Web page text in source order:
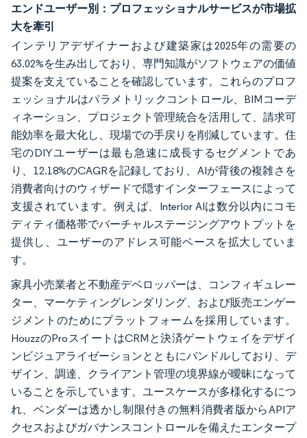
エンドユーザー別：プロフェッショナルサービスが市場拡
大を牽引
インテリアデザイナーおよび建築家は2025年の需要の
63.02%を生み出しており、専門知識がソフトウェアの価値
提案を支えていることを確認しています。これらのプロフ
ェッショナルはパラメトリックコントロール、BIMコーデ
ィネーション、プロジェクト管理統合を活用して、請求可
能効率を最大化し、現場での手戻りを削減しています。住
宅のDIYユーザーは最も急速に成長するセグメントであ
り、12.18%のCAGRを記録しており、AIが背後の複雑さを
消費者向けのウィザードで隠すインターフェースによって
支援されています。例えば、Interior AIは数分以内にコモ
ディティ価格帯でバーチャルステージングアウトプットを
提供し、ユーザーのアドレス可能ベースを拡大していま
す。
家具小売業者と不動産デベロッパーは、コンフィギュレー
ター、マーケティングレンダリング、および販売エンゲー
ジメントのためにプラットフォームを採用しています。
HouzzのProスイートはCRMと決済ゲートウェイをデザイ
ンビジュアライゼーションとともにバンドルしており、デ
ザイン、調達、クライアント管理の境界線が曖昧になって
いることを示しています。ユースケースが多様化するにつ
れ、ベンダーは透かし制限付きの無料消費者版からAPIア
クセスおよびガバナンスコントロールを備えたエンタープ